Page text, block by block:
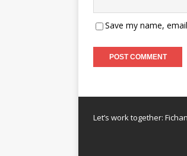
Save my name,
Let’s work together: